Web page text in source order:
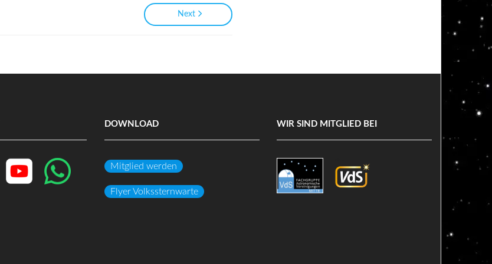
Next
DOWNLOAD
Mitglied werden
Flyer Volkssternwarte
WIR SIND MITGLIED BEI